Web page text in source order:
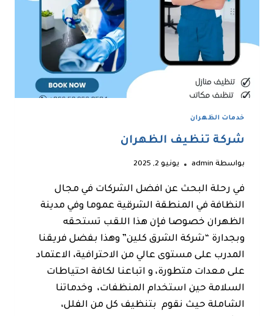
خدمات الظهران
شركة تنظيف الظهران
بواسطة admin يونيو 2, 2025
في رحلة البحث عن افضل الشركات في مجال
النظافة في المنطقة الشرقية عموما وفي مدينة
الظهران خصوصا فإن هذا اللقب تستحقه
وبجدارة “شركة الشرق كلين” وهذا بفضل فريقنا
المدرب على مستوى عالي من الاحترافية، الاعتماد
على معدات متطورة، و اتباعنا لكافة احتياطات
السلامة حين استخدام المنظفات، وخدماتنا
الشاملة حيث نقوم بتنظيف كل من الفلل،